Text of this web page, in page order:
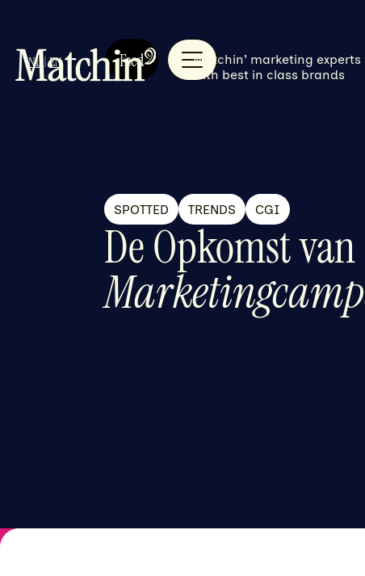
Feed
NL|EN
Matchin’ marketing experts
with best in class brands
SPOTTED TRENDS CGI
De Opkomst van